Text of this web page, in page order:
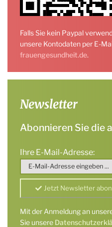
Falls Sie kein Paypal
unsere Kontodaten per E-
frauengesundheit.de.
Newsletter
Abonnieren Sie die
Ihre E-Mail-Adresse:
Mit der Anmeldung an
Sie unsere